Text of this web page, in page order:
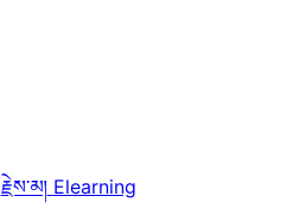
རྗེས་མ། Elearning